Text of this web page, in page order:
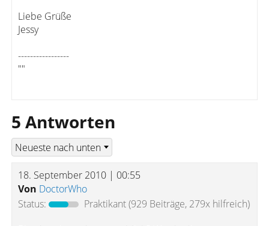
Liebe Grüße
Jessy
-----------------
""
5 Antworten
18. September 2010 | 00:55
Von DoctorWho
Status:
Praktikant(929 Beiträge, 279x hilfreich)